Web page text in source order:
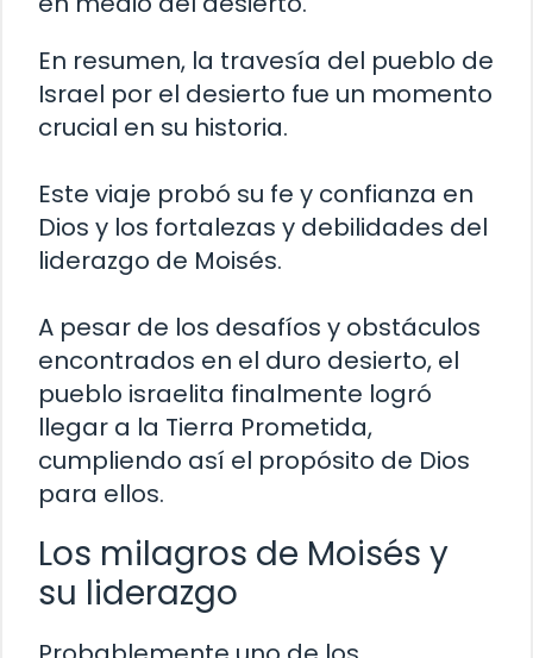
En resumen, la travesía del pueblo de
Israel por el desierto fue un momento
crucial en su historia.
Este viaje probó su fe y confianza en
Dios y los fortalezas y debilidades del
liderazgo de Moisés.
A pesar de los desafíos y obstáculos
encontrados en el duro desierto, el
pueblo israelita finalmente logró
llegar a la Tierra Prometida,
cumpliendo así el propósito de Dios
para ellos.
Los milagros de Moisés y
su liderazgo